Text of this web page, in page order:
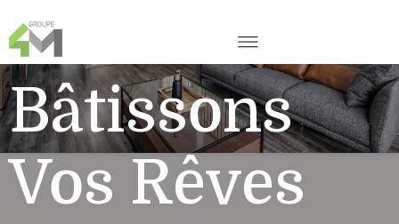
Bâtissons
Vos Rêves